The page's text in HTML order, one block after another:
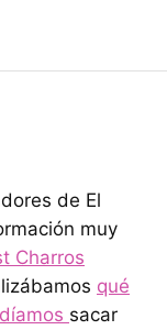
de El
muy
Charros
qué
sacar